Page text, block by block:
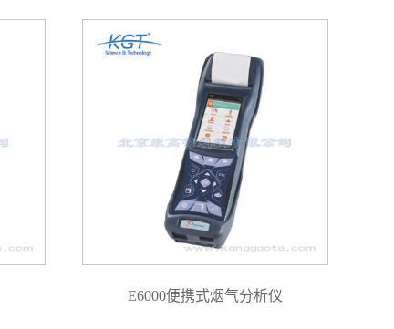
E6000便携式烟气分析仪